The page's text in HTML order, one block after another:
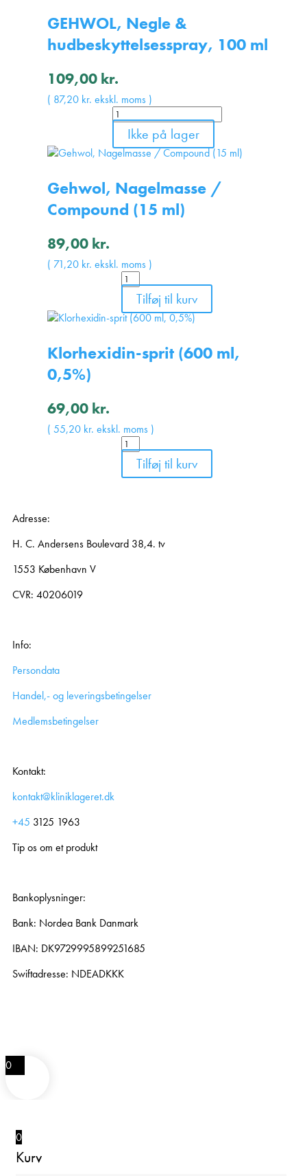
GEHWOL, Negle &
hudbeskyttelsesspray, 100 ml
109,00 kr.
( 87,20 kr. ekskl. moms )
Ikke på lager
Gehwol, Nagelmasse /
Compound (15 ml)
89,00 kr.
( 71,20 kr. ekskl. moms )
Tilføj til kurv
Klorhexidin-sprit (600 ml,
0,5%)
69,00 kr.
( 55,20 kr. ekskl. moms )
Tilføj til kurv
Adresse:
H. C. Andersens Boulevard 38,4. tv
1553 København V
CVR: 40206019
Info:
Persondata
Handel,- og leveringsbetingelser
Medlemsbetingelser
Kontakt:
kontakt@kliniklageret.dk
+45 3125 1963
Tip os om et produkt
Bankoplysninger:
Bank: Nordea Bank Danmark
IBAN: DK9729995899251685
Swiftadresse: NDEADKKK
0
0
Kurv